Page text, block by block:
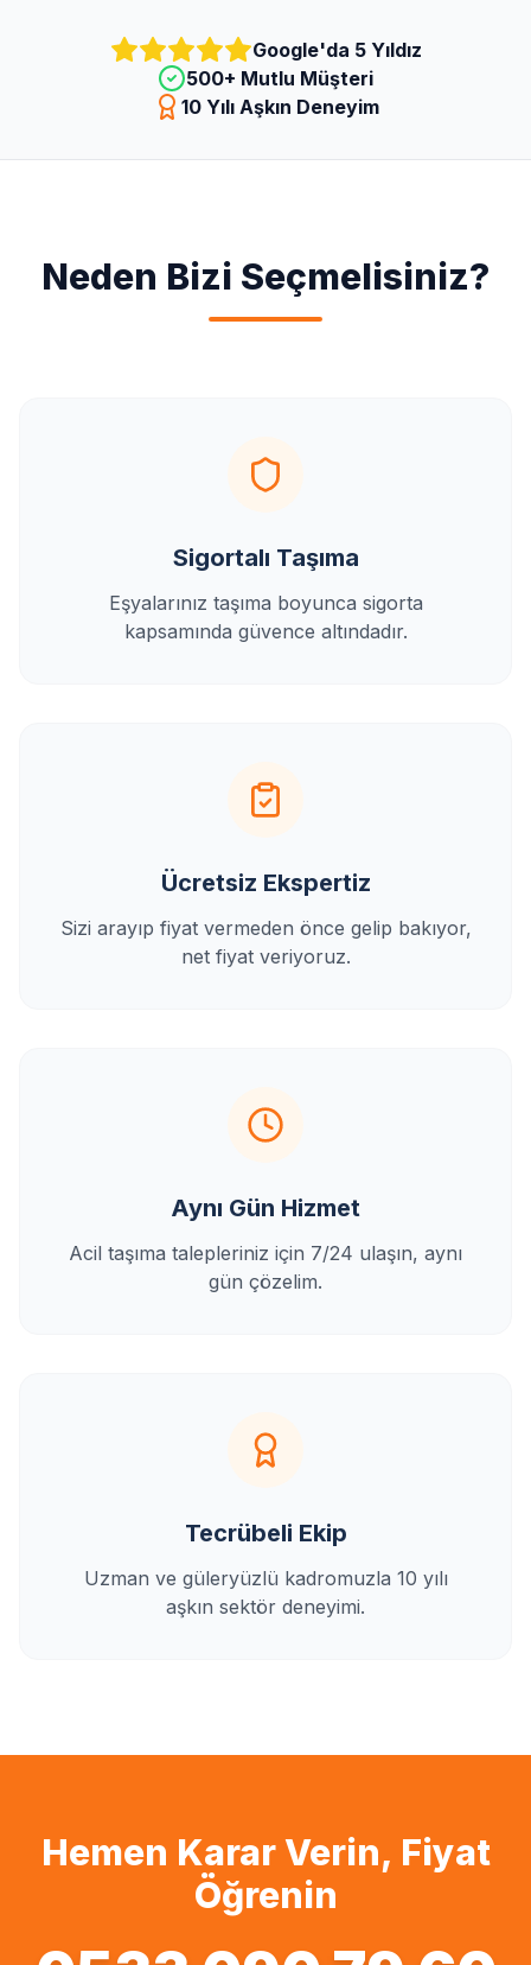
Google'da 5 Yıldız
500+ Mutlu Müşteri
10 Yılı Aşkın Deneyim
Neden Bizi Seçmelisiniz?
Sigortalı Taşıma
Eşyalarınız taşıma boyunca sigorta
kapsamında güvence altındadır.
Ücretsiz Ekspertiz
Sizi arayıp fiyat vermeden önce gelip bakıyor,
net fiyat veriyoruz.
Aynı Gün Hizmet
Acil taşıma talepleriniz için 7/24 ulaşın, aynı
gün çözelim.
Tecrübeli Ekip
Uzman ve güleryüzlü kadromuzla 10 yılı
aşkın sektör deneyimi.
Hemen Karar Verin, Fiyat
Öğrenin